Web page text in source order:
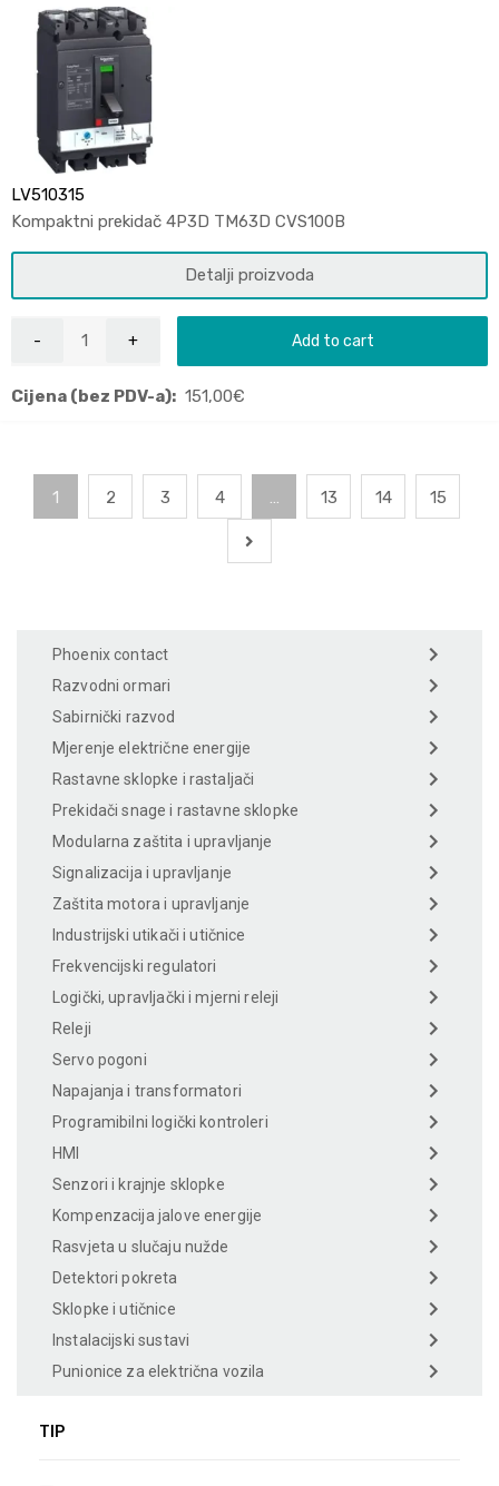
LV510315
Kompaktni prekidač 4P3D TM63D CVS100B
Detalji proizvoda
Add to cart
Cijena (bez PDV-a): 151,00€
1 2 3 4 … 13 14 15
Phoenix contact
Razvodni ormari
Sabirnički razvod
Mjerenje električne energije
Rastavne sklopke i rastaljači
Prekidači snage i rastavne sklopke
Modularna zaštita i upravljanje
Signalizacija i upravljanje
Zaštita motora i upravljanje
Industrijski utikači i utičnice
Frekvencijski regulatori
Logički, upravljački i mjerni releji
Releji
Servo pogoni
Napajanja i transformatori
Programibilni logički kontroleri
HMI
Senzori i krajnje sklopke
Kompenzacija jalove energije
Rasvjeta u slučaju nužde
Detektori pokreta
Sklopke i utičnice
Instalacijski sustavi
Punionice za električna vozila
TIP